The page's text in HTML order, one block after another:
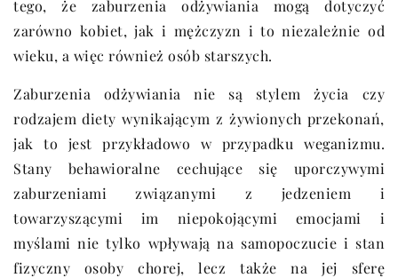
tego, że zaburzenia odżywiania mogą dotyczyć
zarówno kobiet, jak i mężczyzn i to niezależnie od
wieku, a więc również osób starszych.
Zaburzenia odżywiania nie są stylem życia czy
rodzajem diety wynikającym z żywionych przekonań,
jak to jest przykładowo w przypadku weganizmu.
Stany behawioralne cechujące się uporczywymi
zaburzeniami związanymi z jedzeniem i
towarzyszącymi im niepokojącymi emocjami i
myślami nie tylko wpływają na samopoczucie i stan
fizyczny osoby chorej, lecz także na jej sferę